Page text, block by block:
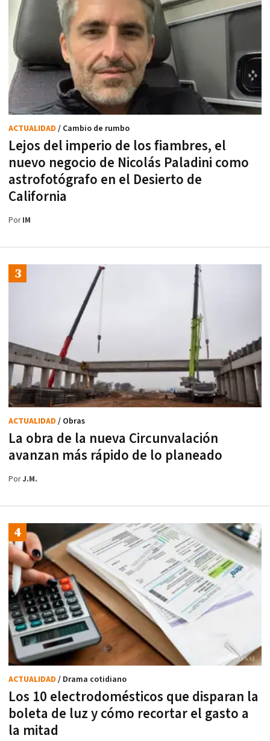
Lejos del imperio de los fiambres, el
nuevo negocio de Nicolás Paladini como
astrofotógrafo en el Desierto de
California
ACTUALIDAD / Cambio de rumbo
PorIM
La obra de la nueva Circunvalación
avanzan más rápido de lo planeado
ACTUALIDAD / Obras
PorJ.M.
Los 10 electrodomésticos que disparan la
boleta de luz y cómo recortar el gasto a
la mitad
ACTUALIDAD / Drama cotidiano